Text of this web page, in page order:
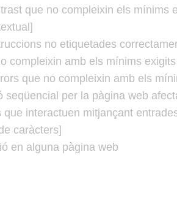
que no compleixin els
no etiquetades
compleixin amb els mínims
que no compleixin amb els
per la pàgina web
interactuen mitjançant
caràcters]
en alguna pàgina web